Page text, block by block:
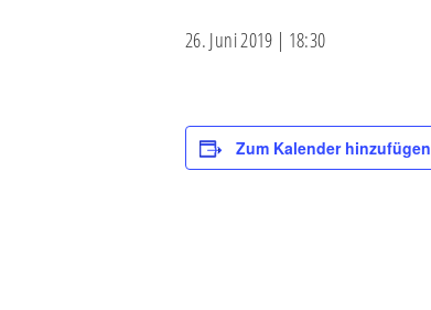
26. Juni 2019 | 18:30
Zum Kalender hinzufügen